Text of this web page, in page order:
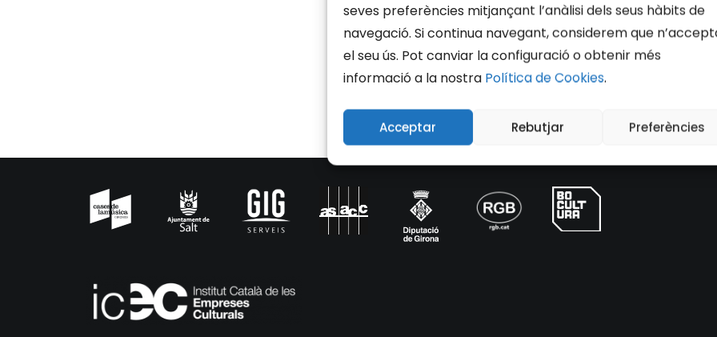
seves preferències mitjançant l’anàlisi dels seus hàbits de
navegació. Si continua navegant, considerem que
el seu ús. Pot canviar la configuració o obtenir més
informació a la nostra Política de Cookies.
Acceptar Rebutjar Preferències